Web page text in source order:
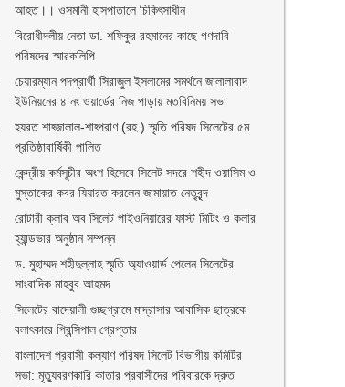
আহত।। ওসমানী হাসপাতালে চিকিৎসাধীন
বিরোধীদলীয় নেতা ডা. শফিকুর রহমানের কাছে গণদাবি
পরিষদের স্মারকলিপি ‎
চেয়ারম্যান পদপ্রার্থী সিরাজুল ইসলামের সমর্থনে জালালাবাদ
ইউনিয়নের ৪ নং ওয়ার্ডের নিজ পাড়ায় মতবিনিময় সভা
হযরত শাহ্জালাল-শাহ্পরাণ (রহ.) স্মৃতি পরিষদ সিলেটের ৫ম
প্রতিষ্ঠাবার্ষিকী পালিত ‎​
কেন্দ্রীয় কর্মসূচীর অংশ হিসেবে সিলেট সদরে শহীদ ওয়াসিম ও
মুস্তাকের কবর যিয়ারত করলেন জামায়াত নেতৃবৃন্দ ‎
রোটারী ক্লাব অব সিলেট পাইওনিয়ারের ফাস্ট মিটিং ও কলার
হ্যান্ডভার অনুষ্ঠান সম্পন্ন
ড. মুহাম্মদ শহীদুল্লাহ স্মৃতি অ্যাওয়ার্ড পেলেন সিলেটের
সাংবাদিক মাহবুব আহমদ
সিলেটের বাদেয়ালী গুচ্ছগ্রামে মাদ্রাসার আবাসিক ছাত্রকে
বলাৎকারে প্রিন্সিপাল গ্রেপ্তার ‎
বাংলাদেশ প্রবাসী কল্যাণ পরিষদ সিলেট বিভাগীয় কমিটির
সভা: মৃত্যুবরণকারি কাতার প্রবাসীদের পরিবারকে দ্রুত